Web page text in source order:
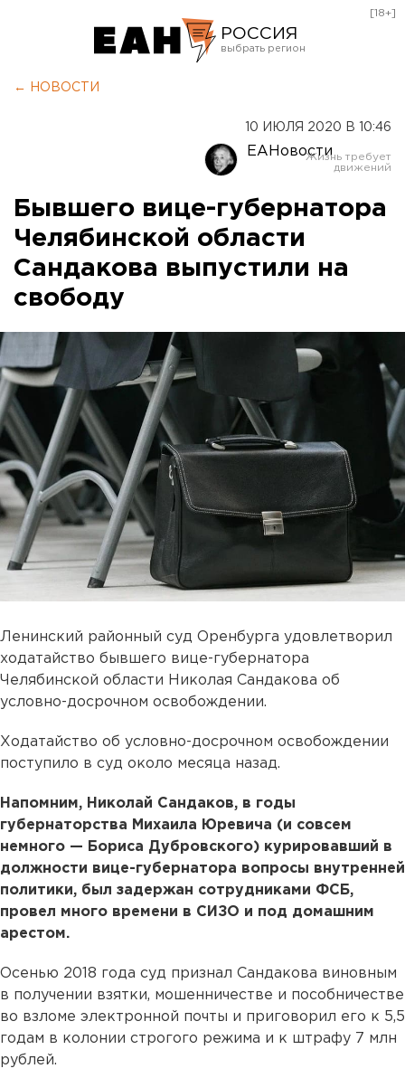
РОССИЯ
Оренбург
[18+]
← НОВОСТИ
10 ИЮЛЯ 2020 В 10:46
ЕАНовости
Бывшего вице-губернатора
Челябинской области
Сандакова выпустили на
свободу
Ленинский районный суд Оренбурга удовлетворил
ходатайство бывшего вице-губернатора
Челябинской области Николая Сандакова об
условно-досрочном освобождении.
Ходатайство об условно-досрочном освобождении
поступило в суд около месяца назад.
Напомним, Николай Сандаков, в годы
губернаторства Михаила Юревича (и совсем
немного — Бориса Дубровского) курировавший в
должности вице-губернатора вопросы внутренней
политики, был задержан сотрудниками ФСБ,
провел много времени в СИЗО и под домашним
арестом.
Осенью 2018 года суд признал Сандакова виновным
в получении взятки, мошенничестве и пособничестве
во взломе электронной почты и приговорил его к 5,5
годам в колонии строгого режима и к штрафу 7 млн
рублей.